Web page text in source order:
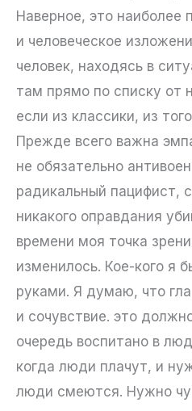
Наверное, это наиболее
и человеческое
человек, находясь в
там прямо по списку от
если из классики, из
Прежде всего важна
не обязательно
радикальный пацифист,
никакого оправдания
времени моя точка
изменилось. Кое-кого я
руками. Я думаю, что
и сочувствие. это
очередь воспитано в
когда люди плачут, и
люди смеются. Нужно